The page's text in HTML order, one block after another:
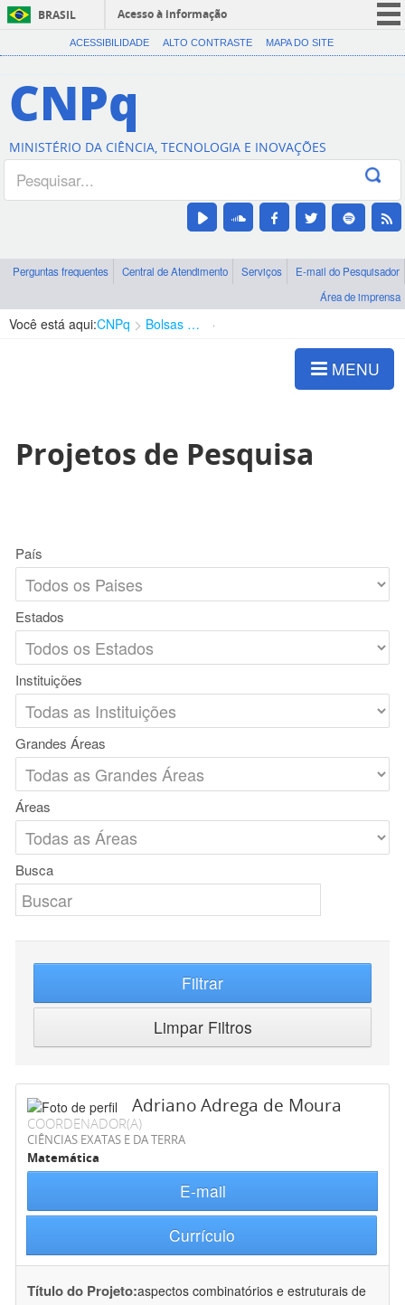
BRASIL
Acesso à informação
CORONAVÍRUS (COVID-19)
Canais
ACESSIBILIDADE ALTO CONTRASTE MAPA DO SITE
CNPq
MINISTÉRIO DA CIÊNCIA, TECNOLOGIA E INOVAÇÕES
Perguntas frequentes Central de Atendimento Serviços
E-mail do Pesquisador
Área de imprensa
Você está aqui:CNPq Bolsas e Auxílios Vigentes
MENU
Projetos de Pesquisa
País
Estados
Instituições
Grandes Áreas
Áreas
Busca
Filtrar
Limpar Filtros
Adriano Adrega de Moura
COORDENADOR(A)
CIÊNCIAS EXATAS E DA TERRA
Matemática
E-mail
Currículo
Título do Projeto:aspectos combinatórios e estruturais de